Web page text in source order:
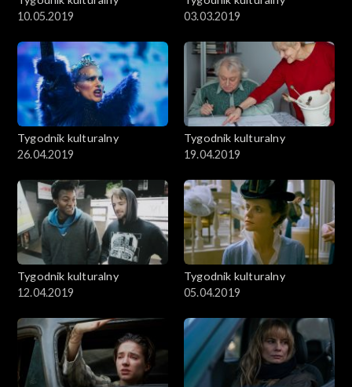
10.05.2019
03.03.2019
Tygodnik kulturalny
26.04.2019
Tygodnik kulturalny
19.04.2019
Tygodnik kulturalny
12.04.2019
Tygodnik kulturalny
05.04.2019